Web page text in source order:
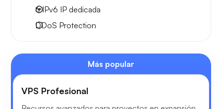
6 IPv6 IP dedicada
DDoS Protection
Más popular
VPS Profesional